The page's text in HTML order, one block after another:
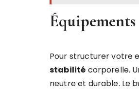
Pour structurer votre
stabilité corporelle.
neutre et durable. Le